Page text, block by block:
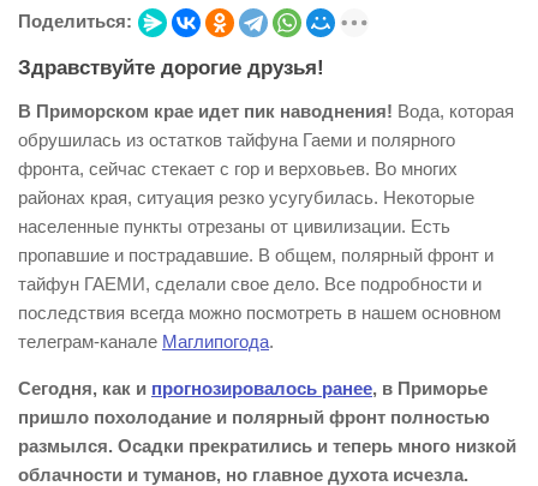
Поделиться:
Здравствуйте дорогие друзья!
В Приморском крае идет пик наводнения! Вода, которая
обрушилась из остатков тайфуна Гаеми и полярного
фронта, сейчас стекает с гор и верховьев. Во многих
районах края, ситуация резко усугубилась. Некоторые
населенные пункты отрезаны от цивилизации. Есть
пропавшие и пострадавшие. В общем, полярный фронт и
тайфун ГАЕМИ, сделали свое дело. Все подробности и
последствия всегда можно посмотреть в нашем основном
телеграм-канале Маглипогода.
Сегодня, как и прогнозировалось ранее, в Приморье
пришло похолодание и полярный фронт полностью
размылся. Осадки прекратились и теперь много низкой
облачности и туманов, но главное духота исчезла.